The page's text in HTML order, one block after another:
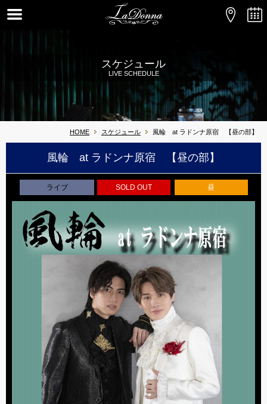
スケジュール
LIVE SCHEDULE
HOME スケジュール 風輪 at ラドンナ原宿 【昼の部】
風輪 at ラドンナ原宿 【昼の部】
ライブ SOLD OUT 昼